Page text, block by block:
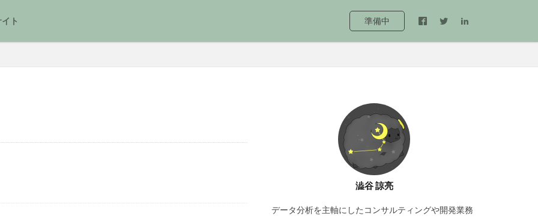
ト 準備中
澁谷 諒亮
データ分析を主軸にしたコンサルティングや開発業務